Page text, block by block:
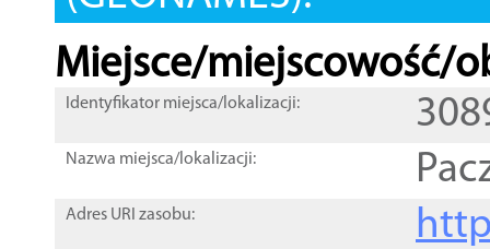
Miejsce/miejscowość/
Identyfikator miejsca/lokalizacji:
Nazwa miejsca/lokalizacji:
Adres URI zasobu: